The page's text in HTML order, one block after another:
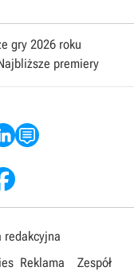
gry 2026 roku
premiery
redakcyjna
Reklama
Zespół